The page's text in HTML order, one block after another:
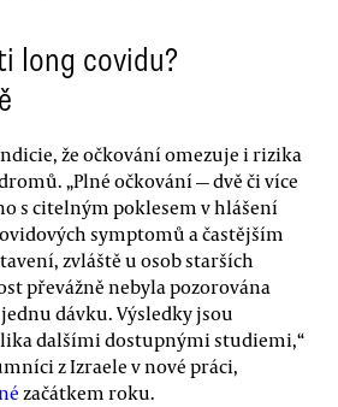
long covidu?
že očkování omezuje i rizika
„Plné očkování — dvě či více
s citelným poklesem v hlášení
symptomů a častějším
zvláště u osob starších
převážně nebyla pozorována
dávku. Výsledky jsou
dalšími dostupnými studiemi,“
z Izraele v nové práci,
začátkem roku.